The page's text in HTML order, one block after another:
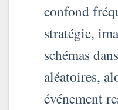
confond
stratégie,
schémas
aléatoires,
événement